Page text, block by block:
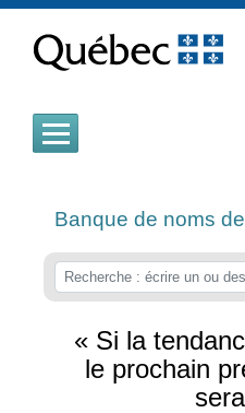
contenu
Banque de noms
« Si la
le prochain